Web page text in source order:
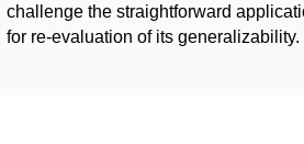
challenge the straightforward
for re-evaluation of its generalizability.